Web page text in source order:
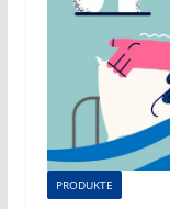
PRODUKTE